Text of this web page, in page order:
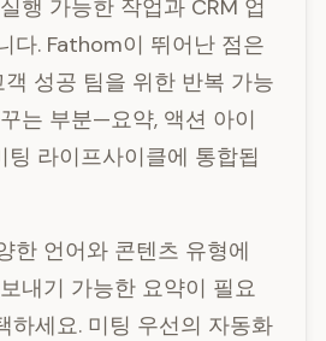
행 가능한 작업과 CRM 업
다. Fathom이 뛰어난 점은
성공 팀을 위한 반복 가능
는 부분—요약, 액션 아이
팅 라이프사이클에 통합됩
한 언어와 콘텐츠 유형에
내기 가능한 요약이 필요
하세요. 미팅 우선의 자동화